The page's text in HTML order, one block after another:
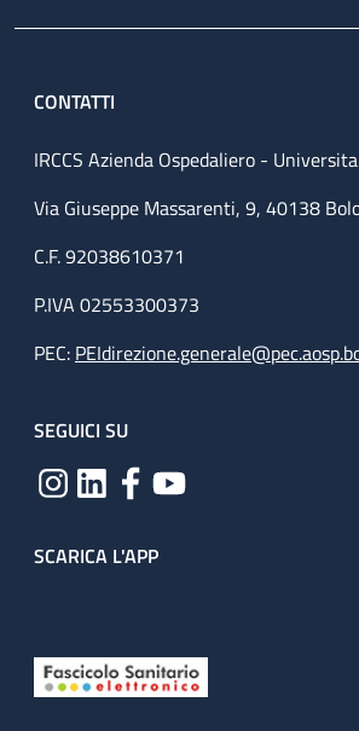
CONTATTI
IRCCS Azienda Ospedaliero -
Via Giuseppe Massarenti, 9, 40138
C.F. 92038610371
P.IVA 02553300373
PEC:
SEGUICI SU
SCARICA L'APP